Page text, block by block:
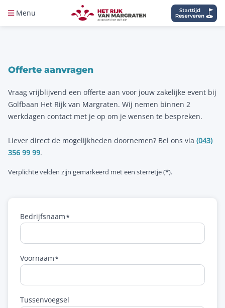
Menu
Offerte aanvragen
Vraag vrijblijvend een offerte aan voor jouw zakelijke event bij
Golfbaan Het Rijk van Margraten. Wij nemen binnen 2
werkdagen contact met je op om je wensen te bespreken.
Liever direct de mogelijkheden doornemen? Bel ons via (043)
356 99 99.
Verplichte velden zijn gemarkeerd met een sterretje (*).
Bedrijfsnaam
Voornaam
Tussenvoegsel